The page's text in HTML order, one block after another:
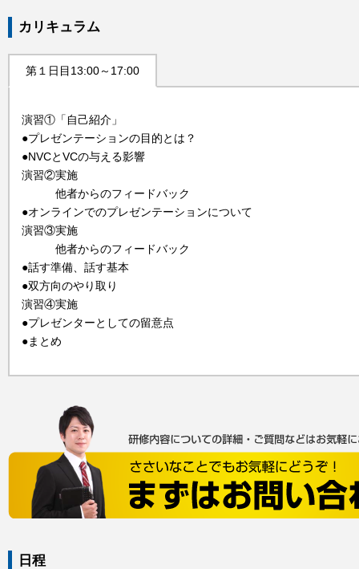
カリキュラム
第１日目13:00～17:00
演習①「自己紹介」
●プレゼンテーションの目的とは？
●NVCとVCの与える影響
演習②実施
他者からのフィードバック
●オンラインでのプレゼンテーションについて
演習③実施
他者からのフィードバック
●話す準備、話す基本
●双方向のやり取り
演習④実施
●プレゼンターとしての留意点
●まとめ
日程